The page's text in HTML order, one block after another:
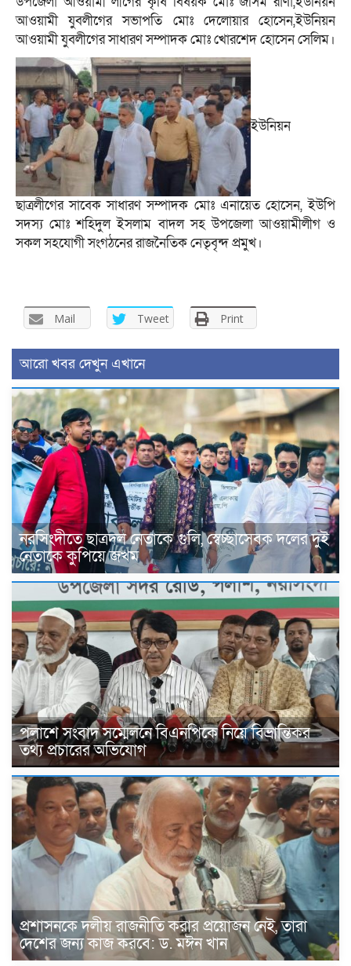
আওয়ামী যুবলীগের সভাপতি মোঃ দেলোয়ার হোসেন,ইউনিয়ন
আওয়ামী যুবলীগের সাধারণ সম্পাদক মোঃ খোরশেদ হোসেন সেলিম।
ইউনিয়ন
ছাত্রলীগের সাবেক সাধারণ সম্পাদক মোঃ এনায়েত হোসেন, ইউপি
সদস্য মোঃ শহিদুল ইসলাম বাদল সহ উপজেলা আওয়ামীলীগ ও
সকল সহযোগী সংগঠনের রাজনৈতিক নেতৃবৃন্দ প্রমুখ।
Mail Tweet Print
আরো খবর দেখুন এখানে
নরসিংদীতে ছাত্রদল নেতাকে গুলি, স্বেচ্ছাসেবক দলের দুই
নেতাকে কুপিয়ে জখম
পলাশে সংবাদ সম্মেলনে বিএনপিকে নিয়ে বিভ্রান্তিকর
তথ্য প্রচারের অভিযোগ
প্রশাসনকে দলীয় রাজনীতি করার প্রয়োজন নেই, তারা
দেশের জন্য কাজ করবে: ড. মঈন খান